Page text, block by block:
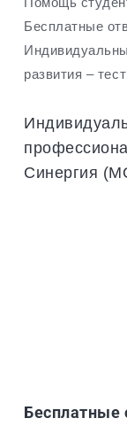
Бесплатные
развития –
Синергия
Бесплатные